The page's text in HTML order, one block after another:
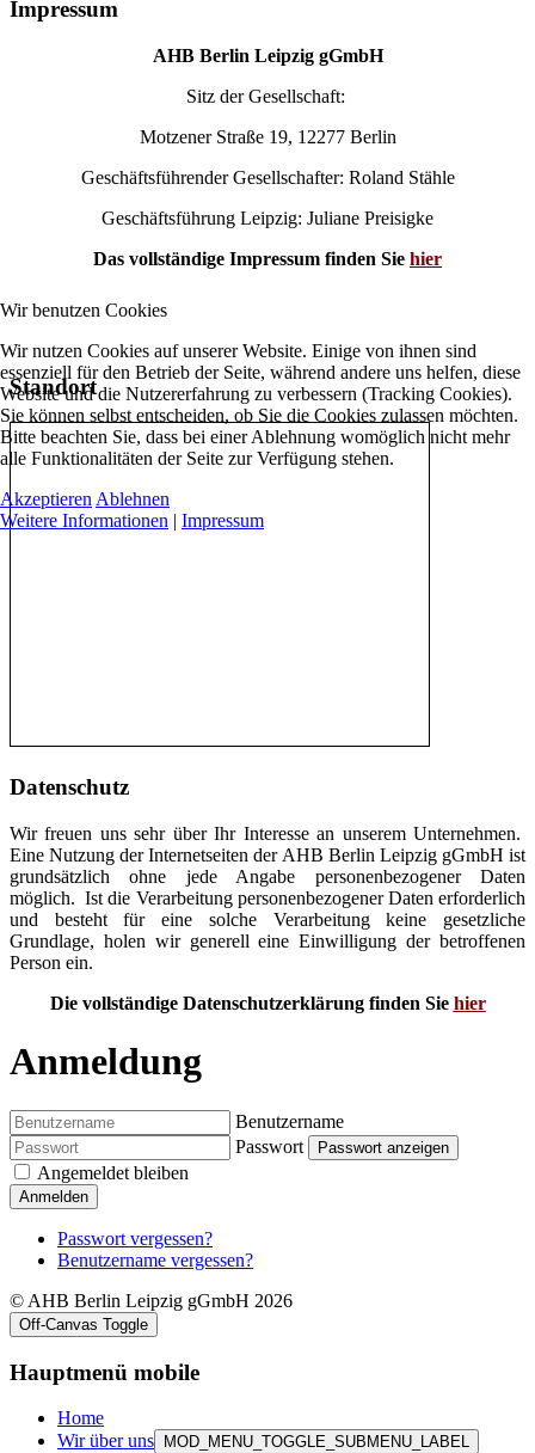
Impressum
AHB Berlin Leipzig gGmbH
Sitz der Gesellschaft:
Motzener Straße 19, 12277 Berlin
Geschäftsführender Gesellschafter: Roland Stähle
Geschäftsführung Leipzig: Juliane Preisigke
Das vollständige Impressum finden Sie hier
Standort
Datenschutz
Wir freuen uns sehr über Ihr Interesse an unserem Unternehmen.
Eine Nutzung der Internetseiten der AHB Berlin Leipzig gGmbH ist
grundsätzlich ohne jede Angabe personenbezogener Daten
möglich. Ist die Verarbeitung personenbezogener Daten erforderlich
und besteht für eine solche Verarbeitung keine gesetzliche
Grundlage, holen wir generell eine Einwilligung der betroffenen
Person ein.
Die vollständige Datenschutzerklärung finden Sie hier
Anmeldung
Benutzername
Passwort
Passwort anzeigen
Angemeldet bleiben
Anmelden
Passwort vergessen?
Benutzername vergessen?
© AHB Berlin Leipzig gGmbH 2026
Off-Canvas Toggle
Hauptmenü mobile
Home
Wir über uns
MOD_MENU_TOGGLE_SUBMENU_LABEL
Wir benutzen Cookies
Wir nutzen Cookies auf unserer Website. Einige von ihnen sind
essenziell für den Betrieb der Seite, während andere uns helfen, diese
Website und die Nutzererfahrung zu verbessern (Tracking Cookies).
Sie können selbst entscheiden, ob Sie die Cookies zulassen möchten.
Bitte beachten Sie, dass bei einer Ablehnung womöglich nicht mehr
alle Funktionalitäten der Seite zur Verfügung stehen.
Akzeptieren Ablehnen
Weitere Informationen | Impressum